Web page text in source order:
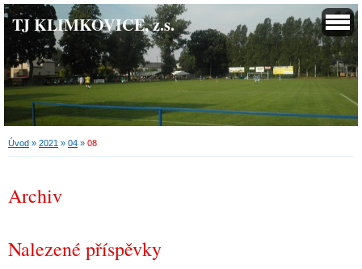
TJ KLIMKOVICE, z.s.
Úvod » 2021 » 04 » 08
Archiv
Nalezené příspěvky